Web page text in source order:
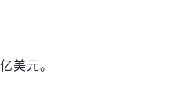
美元。